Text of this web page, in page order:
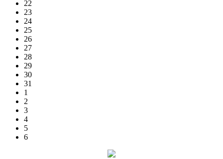
22
23
24
25
26
27
28
29
30
31
1
2
3
4
5
6